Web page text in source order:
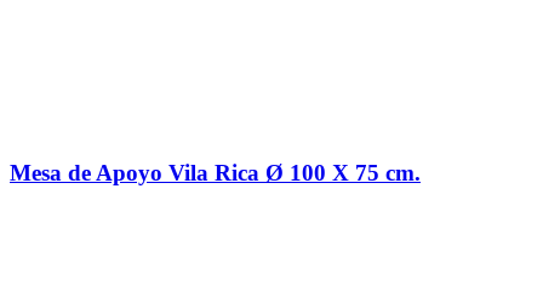
Mesa de Apoyo Vila Rica Ø 100 X 75 cm.